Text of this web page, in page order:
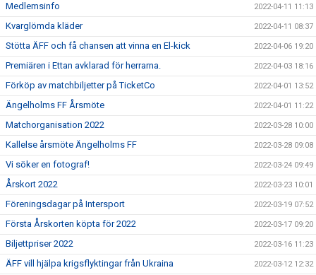
Medlemsinfo 2022-04-11 11:13
Kvarglömda kläder 2022-04-11 08:37
Stötta ÄFF och få chansen att vinna en El-kick 2022-04-06 19:20
Premiären i Ettan avklarad för herrarna. 2022-04-03 18:16
Förköp av matchbiljetter på TicketCo 2022-04-01 13:52
Ängelholms FF Årsmöte 2022-04-01 11:22
Matchorganisation 2022 2022-03-28 10:00
Kallelse årsmöte Ängelholms FF 2022-03-28 09:08
Vi söker en fotograf! 2022-03-24 09:49
Årskort 2022 2022-03-23 10:01
Föreningsdagar på Intersport 2022-03-19 07:52
Första Årskorten köpta för 2022 2022-03-17 09:20
Biljettpriser 2022 2022-03-16 11:23
ÄFF vill hjälpa krigsflyktingar från Ukraina 2022-03-12 12:32